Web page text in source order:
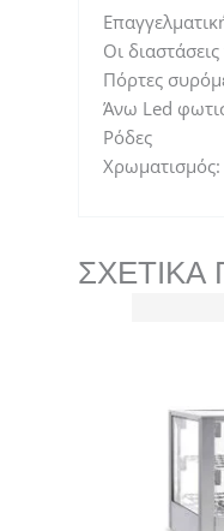
Οι
Πόρτες
Άνω Led
Ρόδες
Χρωματισμός:
ΣΧΕΤΙΚΆ